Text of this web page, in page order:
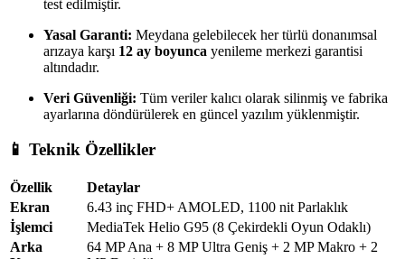
test edilmiştir.
Yasal Garanti: Meydana gelebilecek her türlü donanımsal
arızaya karşı 12 ay boyunca yenileme merkezi garantisi
altındadır.
Veri Güvenliği: Tüm veriler kalıcı olarak silinmiş ve fabrika
ayarlarına döndürülerek en güncel yazılım yüklenmiştir.
📱 Teknik Özellikler
Özellik
Detaylar
Ekran
6.43 inç FHD+ AMOLED, 1100 nit Parlaklık
İşlemci
MediaTek Helio G95 (8 Çekirdekli Oyun Odaklı)
Arka
64 MP Ana + 8 MP Ultra Geniş + 2 MP Makro + 2